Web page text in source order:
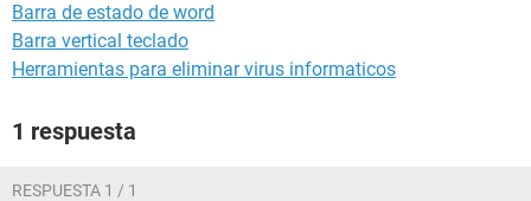
Barra de estado de word
Barra vertical teclado
Herramientas para eliminar virus informaticos
1 respuesta
RESPUESTA 1 / 1